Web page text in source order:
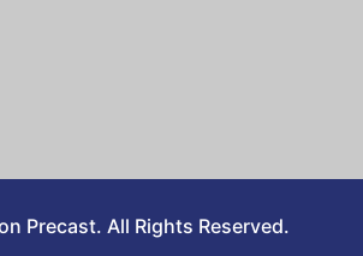
Precast. All Rights Reserved.